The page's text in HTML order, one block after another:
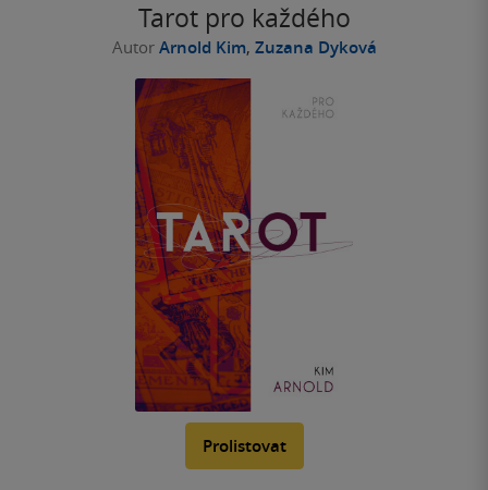
Tarot pro každého
Autor Arnold Kim, Zuzana Dyková
Prolistovat